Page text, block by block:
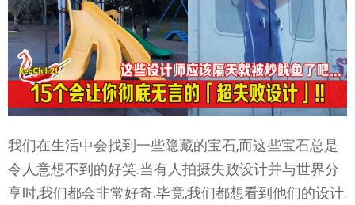
我们在生活中会找到一些隐藏的宝石,而这些宝石总是
令人意想不到的好笑.当有人拍摄失败设计并与世界分
享时,我们都会非常好奇.毕竟,我们都想看到他们的设计.